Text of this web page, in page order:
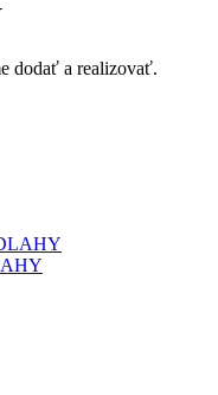
dodať a realizovať.